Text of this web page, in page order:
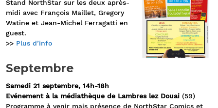
Stand NorthStar sur les deux après-
midi avec François Maillet, Gregory
Watine et Jean-Michel Ferragatti en
guest.
>> Plus d’info
Septembre
Samedi 21 septembre, 14h-18h
Evénement à la médiathèque de Lambres lez Douai (59)
Programme à venir mais présence de NorthStar Comics et